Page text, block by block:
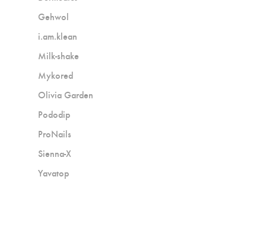
Gehwol
i.am.klean
Milk-shake
Mykored
Olivia Garden
Pododip
ProNails
Sienna-X
Yavatop